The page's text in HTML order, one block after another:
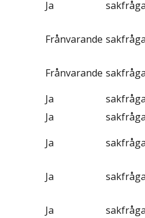
Ja
Frånvarande
Frånvarande
Ja
Ja
Ja
Ja
Ja